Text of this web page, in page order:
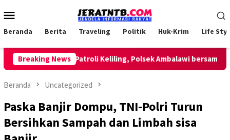
ke
Mobile
Beranda Berita Traveling Politik Huk-Krim Life
Breaking News
Lakukan Patroli Keliling, Polsek Ambalawi bersama TNI
Beranda Uncategorized
Paska Banjir Dompu, TNI-Polri Turun
Bersihkan Sampah dan Limbah sisa